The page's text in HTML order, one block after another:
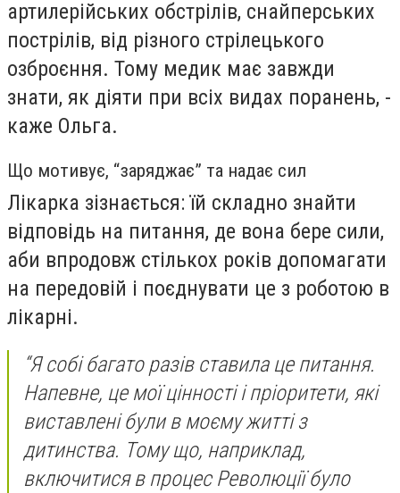
артилерійських обстрілів, снайперських
пострілів, від різного стрілецького
озброєння. Тому медик має завжди
знати, як діяти при всіх видах поранень, -
каже Ольга.
Що мотивує, “заряджає” та надає сил
Лікарка зізнається: їй складно знайти
відповідь на питання, де вона бере сили,
аби впродовж стількох років допомагати
на передовій і поєднувати це з роботою в
лікарні.
“Я собі багато разів ставила це питання.
Напевне, це мої цінності і пріоритети, які
виставлені були в моєму житті з
дитинства. Тому що, наприклад,
включитися в процес Революції було